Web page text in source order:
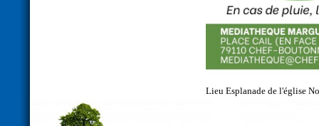
Lieu Esplanade de l'église